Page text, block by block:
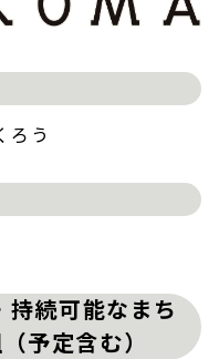
ろう
持続可能なまち
予定含む）